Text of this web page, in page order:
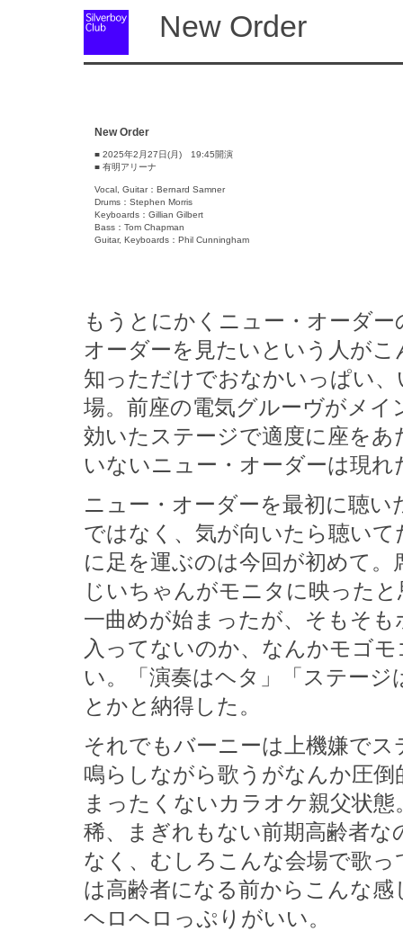
New Order
New Order
■ 2025年2月27日(月) 19:45開演
■ 有明アリーナ
Vocal, Guitar：Bernard Samner
Drums：Stephen Morris
Keyboards：Gillian Gilbert
Bass：Tom Chapman
Guitar, Keyboards：Phil Cunningham
もうとにかくニュー・オーダ
オーダーを見たいという人が
知っただけでおなかいっぱい
場。前座の電気グルーヴがメ
効いたステージで適度に座を
いないニュー・オーダーは現れ
ニュー・オーダーを最初に聴
ではなく、気が向いたら聴い
に足を運ぶのは今回が初めて
じいちゃんがモニタに映った
一曲めが始まったが、そもそ
入ってないのか、なんかモゴ
い。「演奏はヘタ」「ステー
とかと納得した。
それでもバーニーは上機嫌で
鳴らしながら歌うがなんか圧
まったくないカラオケ親父状
稀、まぎれもない前期高齢者
なく、むしろこんな会場で歌
は高齢者になる前からこんな
ヘロヘロっぷりがいい。